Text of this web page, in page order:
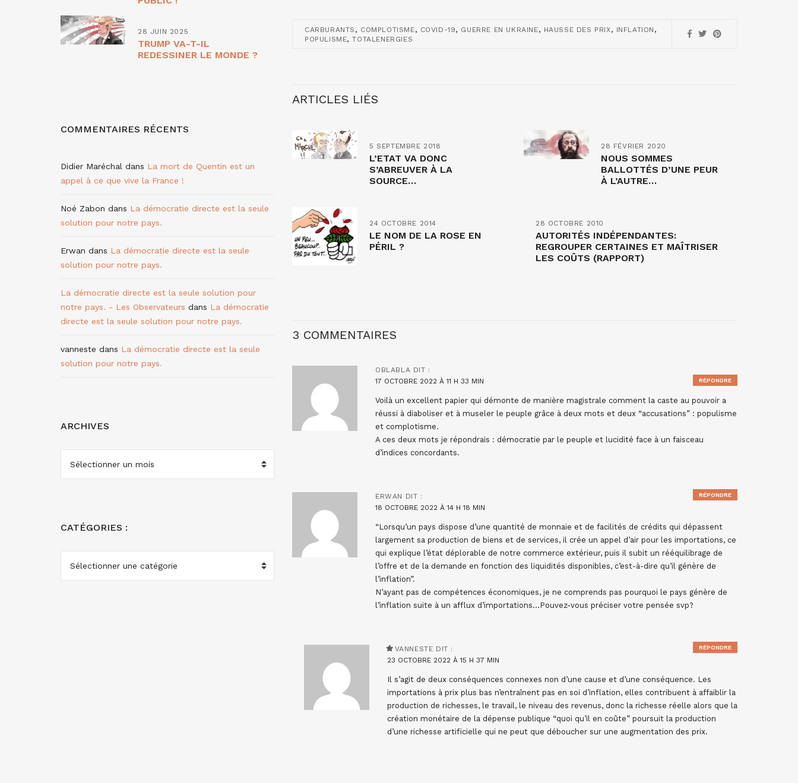
CARBURANTS , COMPLOTISME, COVID-19, GUERRE EN UKRAINE, HAUSSE DES PRIX, INFLATION ,
POPULISME,TOTALENERGIES
ARTICLES LIÉS
5 SEPTEMBRE 2018
L’ETAT VA DONC
S’ABREUVER À LA
SOURCE…
28 FÉVRIER 2020
NOUS SOMMES
BALLOTTÉS D’UNE PEUR
À L’AUTRE…
24 OCTOBRE 2014
LE NOM DE LA ROSE EN
PÉRIL ?
28 OCTOBRE 2010
AUTORITÉS INDÉPENDANTES:
REGROUPER CERTAINES ET MAÎTRISER
LES COÛTS (RAPPORT)
3 COMMENTAIRES
OBLABLA DIT :
17 OCTOBRE 2022 À 11 H 33 MIN
Voilà un excellent papier qui démonte de manière magistrale comment la caste au pouvoir a
réussi à diaboliser et à museler le peuple grâce à deux mots et deux “accusations” : populisme
et complotisme.
A ces deux mots je répondrais : démocratie par le peuple et lucidité face à un faisceau
d’indices concordants.
RÉPONDRE
ERWAN DIT :
18 OCTOBRE 2022 À 14 H 18 MIN
“Lorsqu’un pays dispose d’une quantité de monnaie et de facilités de crédits qui dépassent
largement sa production de biens et de services, il crée un appel d’air pour les importations, ce
qui explique l’état déplorable de notre commerce extérieur, puis il subit un rééquilibrage de
l’offre et de la demande en fonction des liquidités disponibles, c’est-à-dire qu’il génère de
l’inflation”.
N’ayant pas de compétences économiques, je ne comprends pas pourquoi le pays génère de
l’inflation suite à un afflux d’importations…Pouvez-vous préciser votre pensée svp?
RÉPONDRE
VANNESTE DIT :
23 OCTOBRE 2022 À 15 H 37 MIN
Il s’agit de deux conséquences connexes non d’une cause et d’une conséquence. Les
importations à prix plus bas n’entraînent pas en soi d’inflation, elles contribuent à affaiblir la
production de richesses, le travail, le niveau des revenus, donc la richesse réelle alors que la
création monétaire de la dépense publique “quoi qu’il en coûte” poursuit la production
d’une richesse artificielle qui ne peut que déboucher sur une augmentation des prix.
RÉPONDRE
28 JUIN 2025
TRUMP VA-T-IL
REDESSINER LE MONDE ?
COMMENTAIRES RÉCENTS
Didier Maréchal dans La mort de Quentin est un
appel à ce que vive la France !
Noé Zabon dans La démocratie directe est la seule
solution pour notre pays.
Erwan dans La démocratie directe est la seule
solution pour notre pays.
La démocratie directe est la seule solution pour
notre pays. - Les Observateurs dans La démocratie
directe est la seule solution pour notre pays.
vanneste dans La démocratie directe est la seule
solution pour notre pays.
ARCHIVES
ARCHIVES
CATÉGORIES :
CATÉGORIES